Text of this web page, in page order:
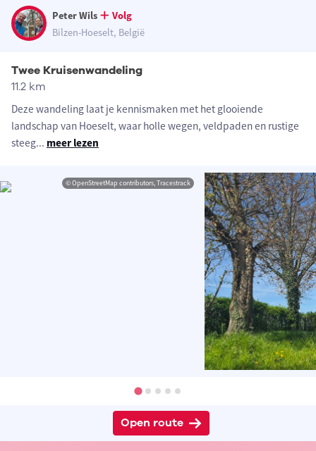
Peter Wils
Volg
Bilzen-Hoeselt, België
Twee Kruisenwandeling
11.2 km
Deze wandeling laat je kennismaken met het glooiende
landschap van Hoeselt, waar holle wegen, veldpaden en rustige
steeg... meer lezen
© OpenStreetMap contributors, Tracestrack
Open route